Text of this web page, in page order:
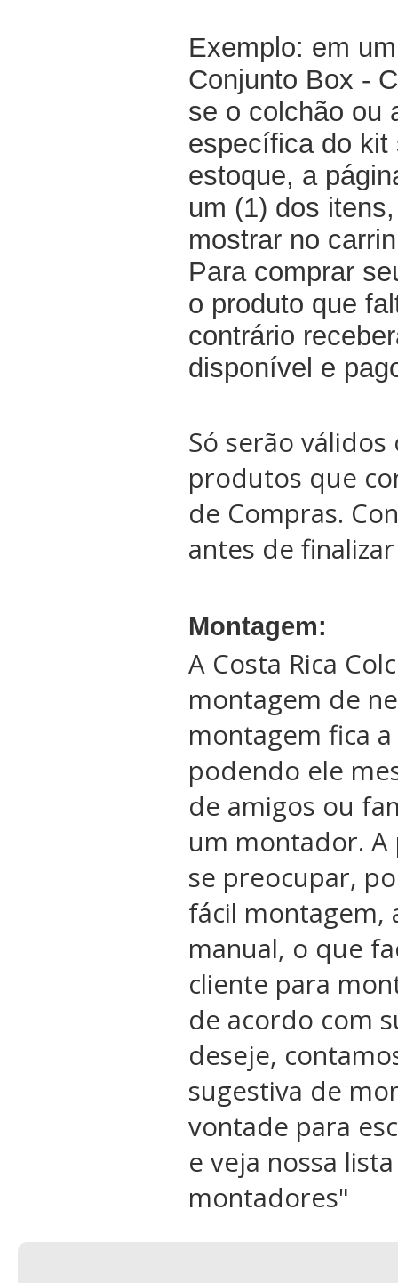
Exemplo: em
Conjunto Box -
se o colchão ou
específica do kit
estoque, a
um (1) dos
mostrar no
Para comprar
o produto que
contrário
disponível e
Só serão válidos
produtos que
de Compras.
antes de
Montagem:
A Costa Rica
montagem de
montagem fica
podendo ele
de amigos ou
um montador. A
se preocupar,
fácil montagem,
manual, o que
cliente para
de acordo com
deseje,
sugestiva de
vontade para
e veja nossa
montadores"